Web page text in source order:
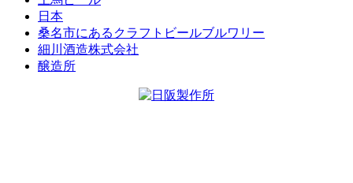
日本
桑名市にあるクラフトビールブルワリー
細川酒造株式会社
醸造所